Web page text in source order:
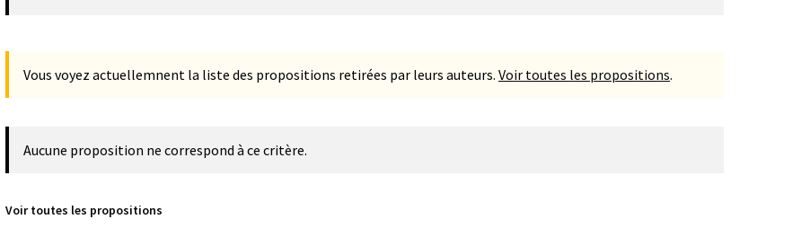
Vous voyez actuellemnent la liste des propositions retirées par leurs auteurs. Voir toutes les propositions.
Aucune proposition ne correspond à ce critère.
Voir toutes les propositions